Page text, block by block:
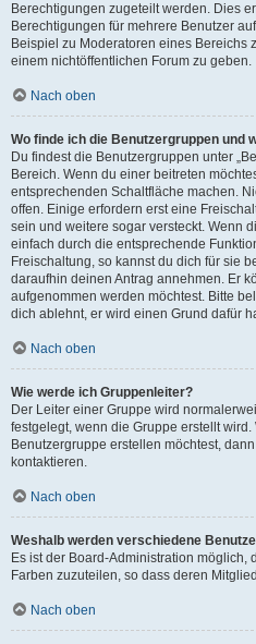
Berechtigungen zugeteilt werden. Dies
Berechtigungen für mehrere Benutzer
Beispiel zu Moderatoren eines Bereichs
einem nichtöffentlichen Forum zu geben.
Nach oben
Wo finde ich die Benutzergruppen und
Du findest die Benutzergruppen unter
Bereich. Wenn du einer beitreten
entsprechenden Schaltfläche machen.
offen. Einige erfordern erst eine
sein und weitere sogar versteckt. Wenn
einfach durch die entsprechende
Freischaltung, so kannst du dich für sie
daraufhin deinen Antrag annehmen. Er
aufgenommen werden möchtest. Bitte
dich ablehnt, er wird einen Grund dafür
Nach oben
Wie werde ich Gruppenleiter?
Der Leiter einer Gruppe wird
festgelegt, wenn die Gruppe erstellt
Benutzergruppe erstellen möchtest,
kontaktieren.
Nach oben
Weshalb werden verschiedene
Es ist der Board-Administration
Farben zuzuteilen, so dass deren
Nach oben